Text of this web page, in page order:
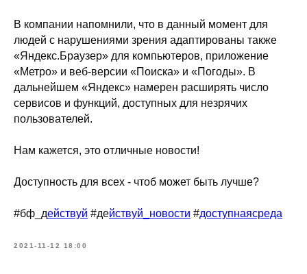
В компании напомнили, что в данный момент для
людей с нарушениями зрения адаптированы также
«Яндекс.Браузер» для компьютеров, приложение
«Метро» и веб-версии «Поиска» и «Погоды». В
дальнейшем «Яндекс» намерен расширять число
сервисов и функций, доступных для незрячих
пользователей.
Нам кажется, это отличные новости!
Доступность для всех - чтоб может быть лучше?
#бф_действуй #действуй_новости #доступнаясреда
2021-11-12 18:00